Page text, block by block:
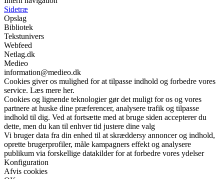
Sidetræ
Opslag
Bibliotek
Tekstunivers
Webfeed
Netlag.dk
Medieo
information@medieo.dk
Cookies giver os mulighed for at tilpasse indhold og forbedre vores
service. Læs mere her.
Cookies og lignende teknologier gør det muligt for os og vores
partnere at huske dine præferencer, analysere trafik og tilpasse
indhold til dig. Ved at fortsætte med at bruge siden accepterer du
dette, men du kan til enhver tid justere dine valg
Vi bruger data fra din enhed til at skræddersy annoncer og indhold,
oprette brugerprofiler, måle kampagners effekt og analysere
publikum via forskellige datakilder for at forbedre vores ydelser
Konfiguration
Afvis cookies